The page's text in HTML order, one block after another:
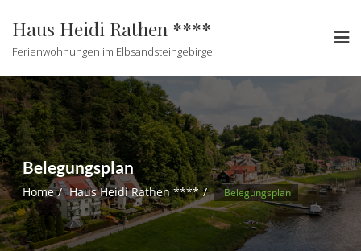
Haus Heidi Rathen ****
Ferienwohnungen im Elbsandsteingebirge
Belegungsplan
Home Haus Heidi Rathen **** Belegungsplan